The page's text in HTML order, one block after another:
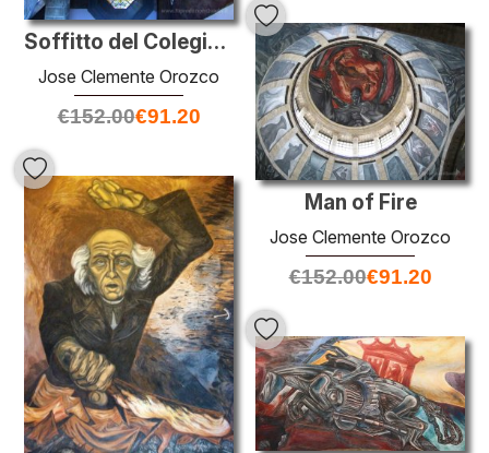
Soffitto del Colegio de San Ildefonso
Jose Clemente Orozco
€152.00€91.20
Man of Fire
Jose Clemente Orozco
€152.00€91.20